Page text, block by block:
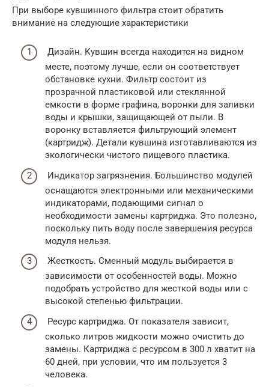
При выборе кувшинного фильтра стоит обратить
внимание на следующие характеристики
Дизайн. Кувшин всегда находится на видном
месте, поэтому лучше, если он соответствует
обстановке кухни. Фильтр состоит из
прозрачной пластиковой или стеклянной
емкости в форме графина, воронки для заливки
воды и крышки, защищающей от пыли. В
воронку вставляется фильтрующий элемент
(картридж). Детали кувшина изготавливаются из
экологически чистого пищевого пластика.
Индикатор загрязнения. Большинство модулей
оснащаются электронными или механическими
индикаторами, подающими сигнал о
необходимости замены картриджа. Это полезно,
поскольку пить воду после завершения ресурса
модуля нельзя.
Жесткость. Сменный модуль выбирается в
зависимости от особенностей воды. Можно
подобрать устройство для жесткой воды или с
высокой степенью фильтрации.
Ресурс картриджа. От показателя зависит,
сколько литров жидкости можно очистить до
замены. Картриджа с ресурсом в 300 л хватит на
60 дней, при условии, что им пользуется 3
человека.